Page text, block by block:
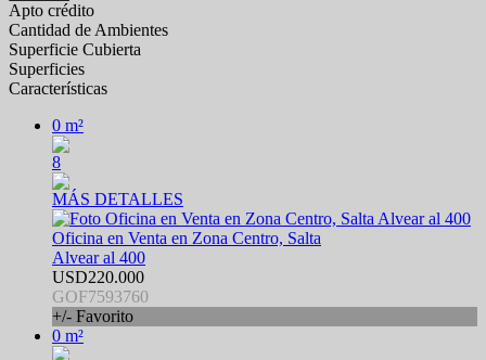
Apto crédito
Cantidad de Ambientes
Superficie Cubierta
Superficies
Características
0 m²
8
MÁS DETALLES
Oficina en Venta en Zona Centro, Salta
Alvear al 400
USD220.000
GOF7593760
+/- Favorito
0 m²